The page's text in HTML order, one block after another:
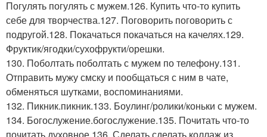
Погулять погулять с мужем.126. Купить что-то купить
себе для творчества.127. Поговорить поговорить с
подругой.128. Покачаться покачаться на качелях.129.
Фруктик/ягодки/сухофрукти/орешки.
130. Поболтать поболтать с мужем по телефону.131.
Отправить мужу смску и пообщаться с ним в чате,
обменяться шутками, воспоминаниями.
132. Пикник.пикник.133. Боулинг/ролики/коньки с мужем.
134. Богослужение.богослужение.135. Почитать что-то